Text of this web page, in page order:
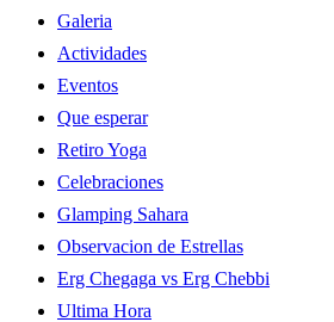
Galeria
Actividades
Eventos
Que esperar
Retiro Yoga
Celebraciones
Glamping Sahara
Observacion de Estrellas
Erg Chegaga vs Erg Chebbi
Ultima Hora